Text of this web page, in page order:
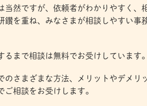
当然ですが、依頼者がわかりやすく、
を重ね、みなさまが相談しやすい事
まで相談は無料でお受けしています。
のさまざまな方法、メリットやデメリ
相談をお受けします。